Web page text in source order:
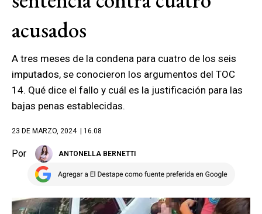
acusados
A tres meses de la condena para cuatro de los seis
imputados, se conocieron los argumentos del TOC
14. Qué dice el fallo y cuál es la justificación para las
bajas penas establecidas.
23 DE MARZO, 2024 | 16.08
Por ANTONELLA BERNETTI